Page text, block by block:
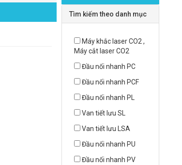
Tìm kiếm theo danh mục
Máy khắc laser CO2 ,
Máy cắt laser CO2
Đầu nối nhanh PC
Đầu nối nhanh PCF
Đầu nối nhanh PL
Van tiết lưu SL
Van tiết lưu LSA
Đầu nối nhanh PU
Đầu nối nhanh PV